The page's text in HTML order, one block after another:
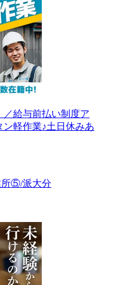
／給与前払い制度ア
ン軽作業♪土日休みあ
所⑤/派大分